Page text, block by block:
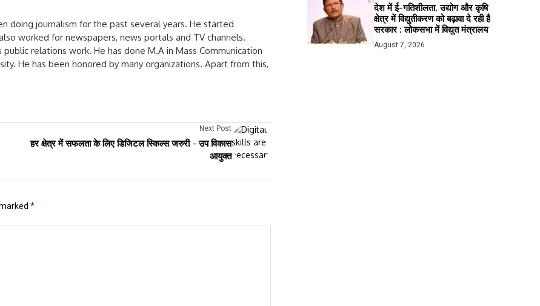
doing journalism for the past several years. He started
worked for newspapers, news portals and TV channels.
relations work. He has done M.A in Mass Communication
He has been honored by many organizations. Apart from this,
Next Post
हर क्षेत्र में सफलता के लिए डिजिटल स्किल्स जरुरी - उप विकास
आयुक्त
*
देश में ई-गतिशीलता, उद्योग और कृषि
क्षेत्र में विद्युतीकरण को बढ़ावा दे रही है
सरकार : लोकसभा में विद्युत मंत्रालय
August 7, 2026